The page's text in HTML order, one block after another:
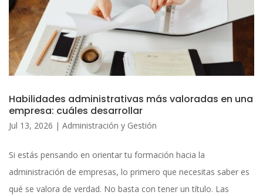
Habilidades administrativas más valoradas en una
empresa: cuáles desarrollar
Jul 13, 2026 | Administración y Gestión
Si estás pensando en orientar tu formación hacia la
administración de empresas, lo primero que necesitas saber es
qué se valora de verdad. No basta con tener un título. Las